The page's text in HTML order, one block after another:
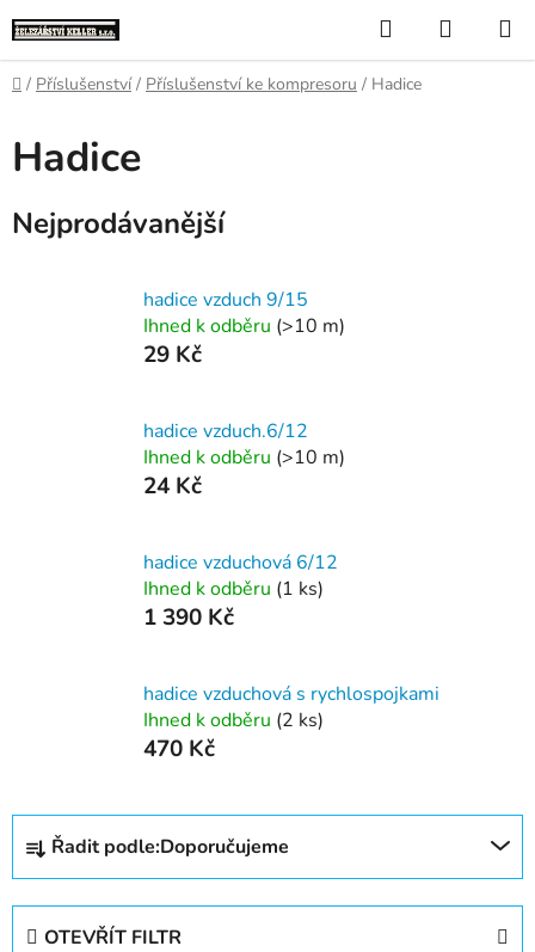
na
obsah
Hledat
KOŠÍK
Domů
/ Příslušenství / Příslušenství ke kompresoru / Hadice
Hadice
Nejprodávanější
hadice vzduch 9/15
Ihned k odběru (>10 m)
29 Kč
hadice vzduch.6/12
Ihned k odběru (>10 m)
24 Kč
hadice vzduchová 6/12
Ihned k odběru (1 ks)
1 390 Kč
hadice vzduchová s rychlospojkami
Ihned k odběru (2 ks)
470 Kč
Ř
z
Řadit podle:Doporučujeme
OTEVŘÍT FILTR